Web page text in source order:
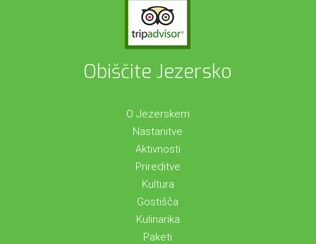
Obiščite Jezersko
O Jezerskem
Nastanitve
Aktivnosti
Prireditve
Kultura
Gostišča
Kulinarika
Paketi